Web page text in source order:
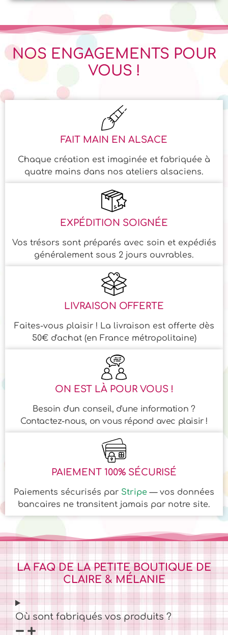
sur 5
NOS ENGAGEMENTS POUR
VOUS !
FAIT MAIN EN ALSACE
Chaque création est imaginée et fabriquée à
quatre mains dans nos ateliers alsaciens.
EXPÉDITION SOIGNÉE
Vos trésors sont préparés avec soin et expédiés
généralement sous 2 jours ouvrables.
LIVRAISON OFFERTE
Faites-vous plaisir ! La livraison est offerte dès
50€ d'achat (en France métropolitaine)
ON EST LÀ POUR VOUS !
Besoin d'un conseil, d'une information ?
Contactez-nous, on vous répond avec plaisir !
PAIEMENT 100% SÉCURISÉ
Paiements sécurisés par Stripe — vos données
bancaires ne transitent jamais par notre site.
LA FAQ DE LA PETITE BOUTIQUE DE
CLAIRE & MÉLANIE
Où sont fabriqués vos produits ?